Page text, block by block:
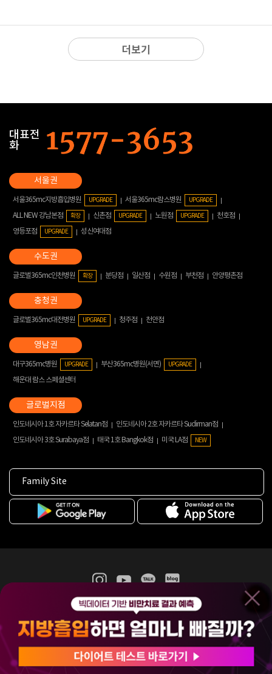
더보기
대표전
화
서울365mc지방흡입병원 UPGRADE 서울365mc람스병원 UPGRADE
ALL NEW 강남본점 확장 신촌점 UPGRADE 노원점 UPGRADE
천호점
영등포점
UPGRADE 성신여대점
글로벌365mc인천병원 확장 분당점 일산점 수원점 부천점 안양평촌점
글로벌365mc대전병원 UPGRADE 청주점 천안점
대구365mc병원 UPGRADE 부산365mc병원(서면) UPGRADE
해운대 람스 스페셜센터
인도네시아 1호 자카르타 Selatan점
인도네시아 2호 자카르타 Sudirman점
인도네시아 3호 Surabaya점
태국 1호 Bangkok점 미국 LA점 NEW
Family Site
365mc 병·의원 이용약관
홈페이지 이용약관
비급여진료수가
(주)365mcㅣ서울특별시 서초구 서초대로52길 7, 3~4층(서초동, 제일빌딩)
120-87-04354ㅣ김남철
COPYRIGHT(C) 2025 365mc. ALL RIGHTS RESERVED.